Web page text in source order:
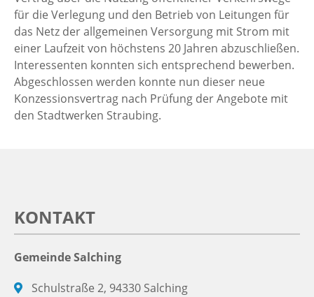
für die Verlegung und den Betrieb von Leitungen für
das Netz der allgemeinen Versorgung mit Strom mit
einer Laufzeit von höchstens 20 Jahren abzuschließen.
Interessenten konnten sich entsprechend bewerben.
Abgeschlossen werden konnte nun dieser neue
Konzessionsvertrag nach Prüfung der Angebote mit
den Stadtwerken Straubing.
KONTAKT
Gemeinde Salching
Schulstraße 2, 94330 Salching